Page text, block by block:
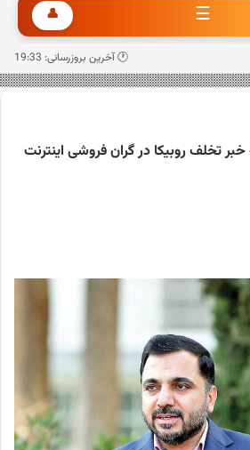
☰
👤
🕐 آخرین بروزرسانی: 19:33
تخلف روبیکا در گران فروشی اینترنت